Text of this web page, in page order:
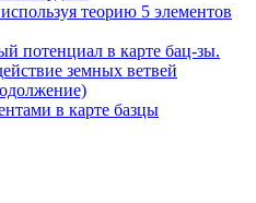
теорию 5 элементов
потенциал в карте бац-зы.
земных ветвей
в карте базцы